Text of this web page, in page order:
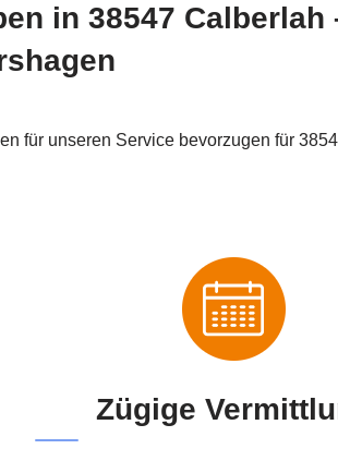
in 38547
für unseren Service bevorzugen für
Zügige